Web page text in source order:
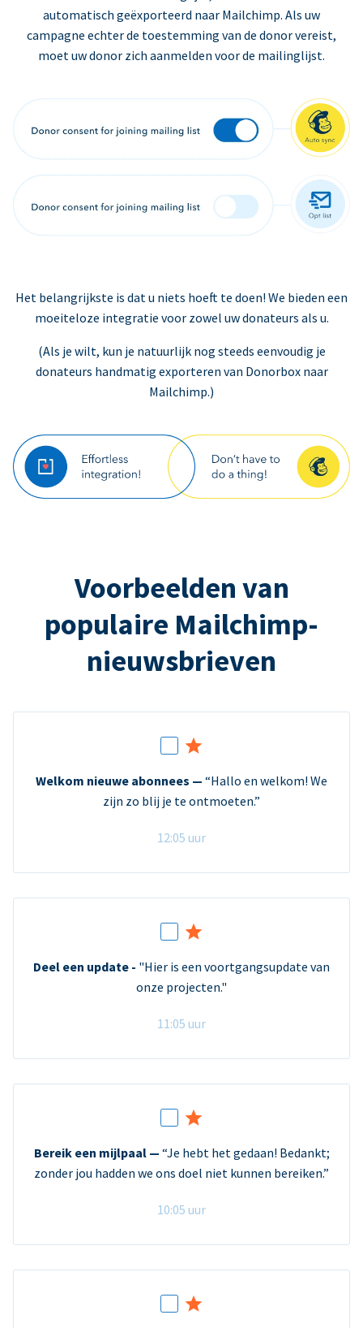
automatisch geëxporteerd naar Mailchimp. Als uw
campagne echter de toestemming van de donor vereist,
moet uw donor zich aanmelden voor de mailinglijst.
Het belangrijkste is dat u niets hoeft te doen! We bieden een
moeiteloze integratie voor zowel uw donateurs als u.
(Als je wilt, kun je natuurlijk nog steeds eenvoudig je
donateurs handmatig exporteren van Donorbox naar
Mailchimp.)
Voorbeelden van
populaire Mailchimp-
nieuwsbrieven
Welkom nieuwe abonnees — “Hallo en welkom! We
zijn zo blij je te ontmoeten.”
12:05 uur
Deel een update - "Hier is een voortgangsupdate van
onze projecten."
11:05 uur
Bereik een mijlpaal — “Je hebt het gedaan! Bedankt;
zonder jou hadden we ons doel niet kunnen bereiken.”
10:05 uur